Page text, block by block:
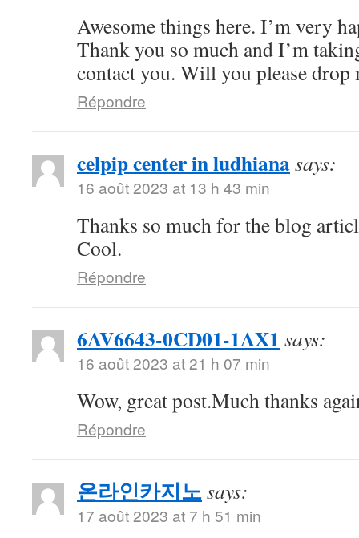
Awesome things here. I’m very
Thank you so much and I’m
contact you. Will you please drop
Répondre
celpip center in ludhianasays:
16 août 2023 at 13 h 43 min
Thanks so much for the blog
Cool.
Répondre
6AV6643-0CD01-1AX1 says:
16 août 2023 at 21 h 07 min
Wow, great post.Much thanks
Répondre
온라인카지노says:
17 août 2023 at 7 h 51 min